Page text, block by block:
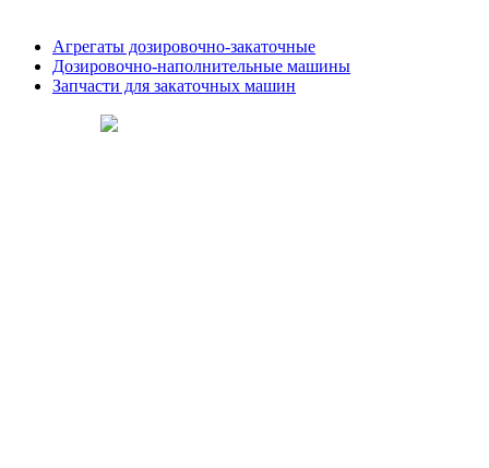
Агрегаты дозировочно-закаточные
Дозировочно-наполнительные машины
Запчасти для закаточных машин